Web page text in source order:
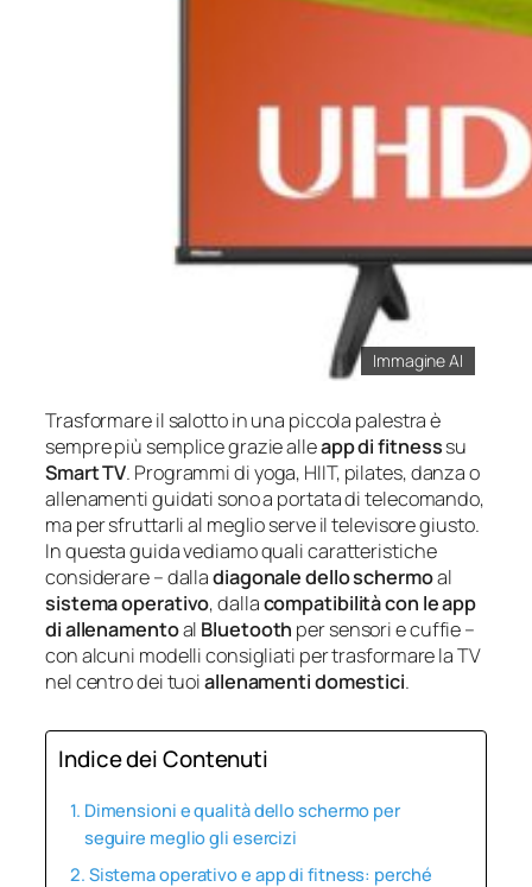
Immagine AI
Trasformare il salotto in una piccola palestra è
sempre più semplice grazie alleapp di fitnesssu
Smart TV. Programmi di yoga, HIIT, pilates, danza o
allenamenti guidati sono a portata di telecomando,
ma per sfruttarli al meglio serve il televisore giusto.
In questa guida vediamo quali caratteristiche
considerare – dalladiagonale dello schermoal
sistema operativo, dallacompatibilità con le app
di allenamentoal Bluetooth per sensori e cuffie –
con alcuni modelli consigliati per trasformare la TV
nel centro dei tuoiallenamenti domestici.
Indice dei Contenuti
Dimensioni e qualità dello schermo per
seguire meglio gli esercizi
Sistema operativo e app di fitness: perché